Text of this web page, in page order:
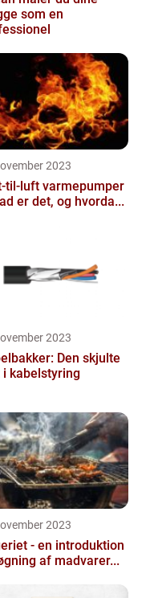
som en
2023
til-luft varmepumper
er det, og hvorda...
2023
Den skjulte
i kabelstyring
2023
- en introduktion
af madvarer...